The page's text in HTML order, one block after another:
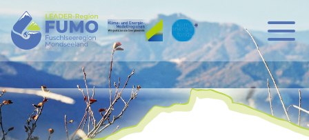
Hauptnavigation
Zum Inhalt